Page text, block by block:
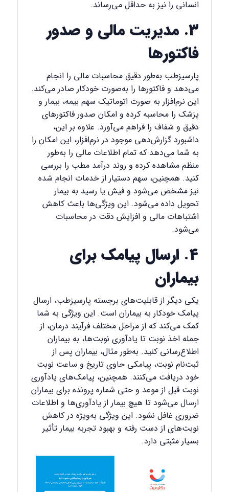
انسانی را نیز به حداقل می‌رساند.
۳. مدیریت مالی و صدور
فاکتورها
پارسیزطب به‌طور دقیق محاسبات مالی را انجام
می‌دهد و فاکتورها را به‌صورت خودکار صادر می‌کند.
این نرم‌افزار به صورت اتوماتیک سهم بیمه، بیمار و
پزشک را محاسبه کرده و امکان صدور فاکتورهای
دقیق و شفاف را فراهم می‌آورد. علاوه بر این،
داشبورد گزارش‌دهی موجود در نرم‌افزار، این امکان را
به شما می‌دهد که تمام اطلاعات مالی را به‌طور
منظم مشاهده کرده و روند درآمد مطب را بررسی
کنید. همچنین، سهم دستیار از خدمات انجام شده
نیز مشخص می‌شود و فیش یا رسید به بیمار
تحویل داده می‌شود. این ویژگی‌ها باعث کاهش
اشتباهات مالی و افزایش دقت در محاسبات
می‌شود.
۴. ارسال پیامک برای
بیماران
یکی دیگر از قابلیت‌های برجسته پارسیزطب، ارسال
پیامک خودکار به بیماران است. این ویژگی به شما
کمک می‌کند که از مراحل مختلف فرآیند درمان، از
جمله اخذ نوبت تا یادآوری نوبت‌ها، به بیماران
اطلاع‌رسانی کنید. به‌طور مثال، بیماران پس از
ثبت‌نام نوبت، پیامکی حاوی تاریخ و ساعت نوبت
خود دریافت می‌کنند. همچنین، پیامک‌های یادآوری
نوبت قبل از موعد و حتی شماره پرونده برای بیماران
ارسال می‌شود تا هیچ بیمار از یادآوری‌ها و اطلاعات
ضروری غافل نشود. این ویژگی به‌ویژه در کاهش
نوبت‌های از دست رفته و بهبود تجربه بیمار تأثیر
بسیار مثبتی دارد.